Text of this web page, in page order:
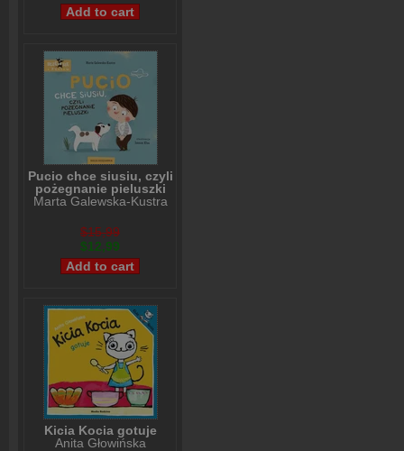
Pucio chce siusiu, czyli
pożegnanie pieluszki
Marta Galewska-Kustra
$15,99
$12,99
Kicia Kocia gotuje
Anita Głowińska